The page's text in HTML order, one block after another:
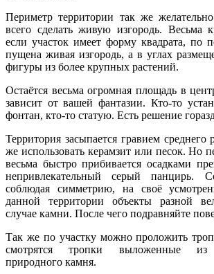
Периметр территории так же
всего сделать живую изгородь. Весьма
если участок имеет форму квадрата, по
пущена живая изгородь, а в углах
фигуры из более крупных растений.
Остаётся весьма огромная площадь в
зависит от вашей фантазии. Кто-то
фонтан, кто-то статую. Есть решение
Территория засыпается гравием среднего
же использовать керамзит или песок. Но
весьма быстро прибивается осадками
непривлекательный серый панцирь.
соблюдая симметрию, на своё
данной территории объекты разной
случае камни. После чего подравняйте
Так же по участку можно проложить
смотрятся тропки выложенные из
природного камня.